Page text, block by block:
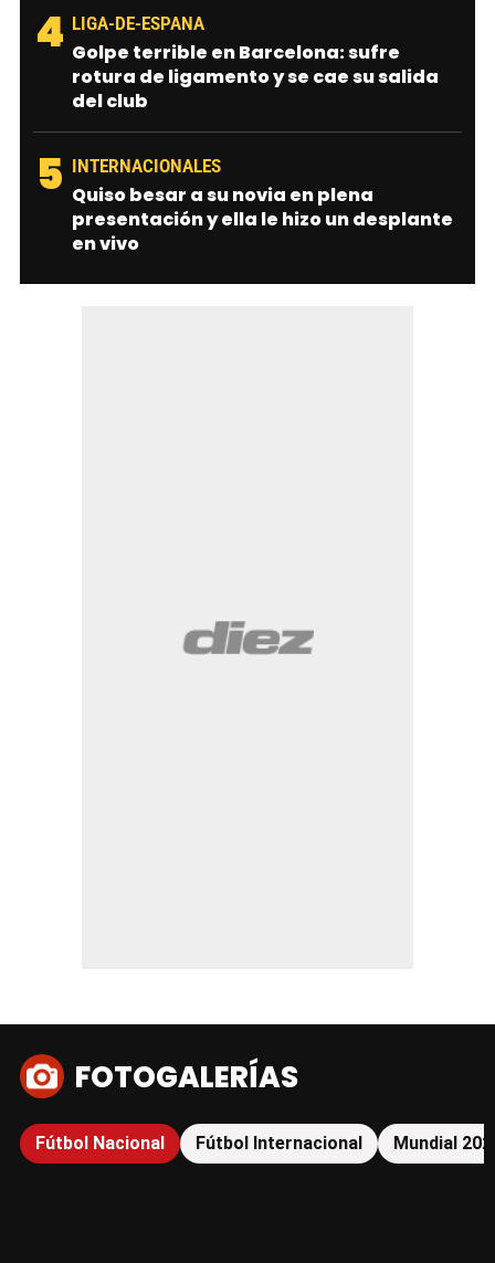
4 LIGA-DE-ESPANA
Golpe terrible en Barcelona: sufre
rotura de ligamento y se cae su salida
del club
5 INTERNACIONALES
Quiso besar a su novia en plena
presentación y ella le hizo un desplante
en vivo
FOTOGALERÍAS
Fútbol Nacional Fútbol Internacional Mundial